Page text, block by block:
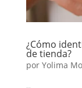
¿Cómo
de tienda?
por Yolima